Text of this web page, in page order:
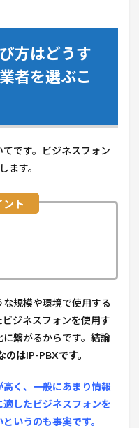
方はどうす
者を選ぶこ
です。ビジネスフォン
ます。
規模や環境で使用する
ジネスフォンを使用す
繋がるからです。 結論
はIP-PBXです。
く、一般にあまり情報
したビジネスフォンを
いうのも事実です。